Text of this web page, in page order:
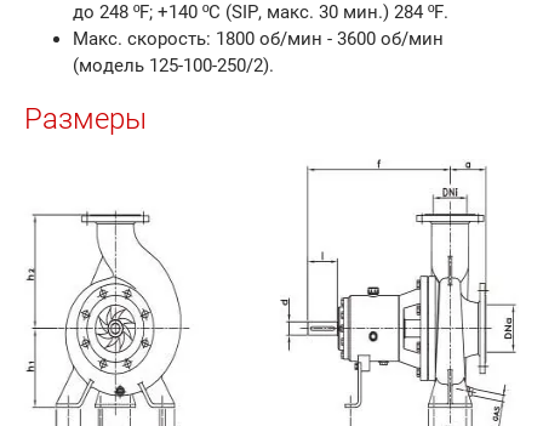
до 248 ºF; +140 ºC (SIP, макс. 30 мин.) 284 ºF.
Макс. скорость: 1800 об/мин - 3600 об/мин
(модель 125-100-250/2).
Размеры